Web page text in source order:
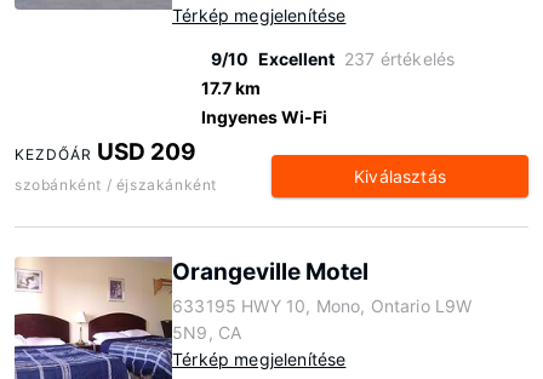
Térkép megjelenítése
9/10 Excellent 237 értékelés
17.7 km
Ingyenes Wi-Fi
KEZDŐÁR USD 209
szobánként / éjszakánként Kiválasztás
Orangeville Motel
633195 HWY 10, Mono, Ontario L9W
5N9, CA
Térkép megjelenítése